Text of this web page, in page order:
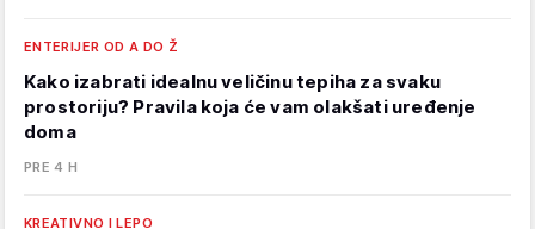
ENTERIJER OD A DO Ž
Kako izabrati idealnu veličinu tepiha za svaku
prostoriju? Pravila koja će vam olakšati uređenje
doma
PRE 4 H
KREATIVNO I LEPO